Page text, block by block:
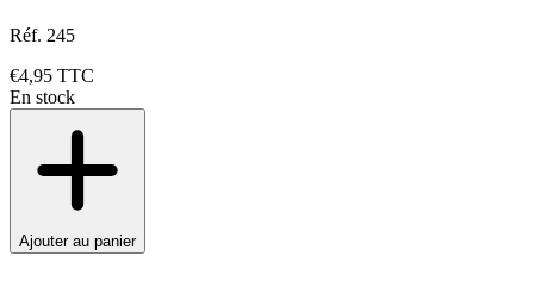
Réf. 245
€4,95 TTC
En stock
Ajouter au panier